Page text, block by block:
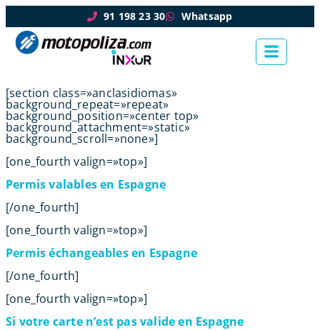
91 198 23 30 Whatsapp
[section class=»anclasidiomas»
background_repeat=»repeat»
background_position=»center top»
background_attachment=»static»
background_scroll=»none»]
[one_fourth valign=»top»]
Permis valables en Espagne
[/one_fourth]
[one_fourth valign=»top»]
Permis échangeables en Espagne
[/one_fourth]
[one_fourth valign=»top»]
Si votre carte n’est pas valide en Espagne